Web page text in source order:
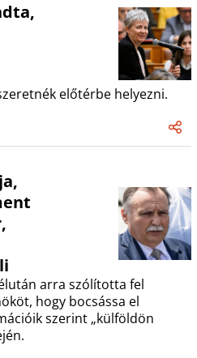
előtérbe helyezni.
arra szólította fel
hogy bocsássa el
szerint „külföldön